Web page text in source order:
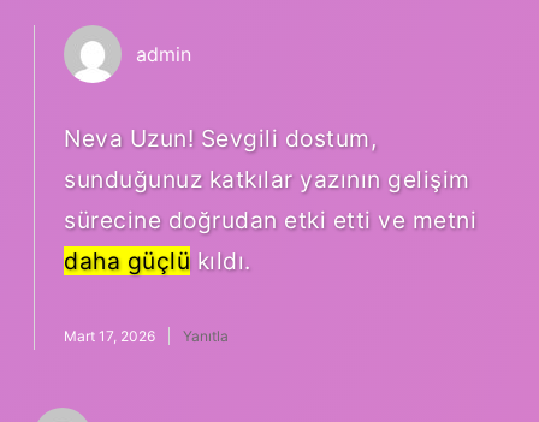
admin
Neva Uzun! Sevgili dostum,
sunduğunuz katkılar yazının gelişim
sürecine doğrudan etki etti ve metni
daha güçlü kıldı.
Mart 17, 2026 Yanıtla